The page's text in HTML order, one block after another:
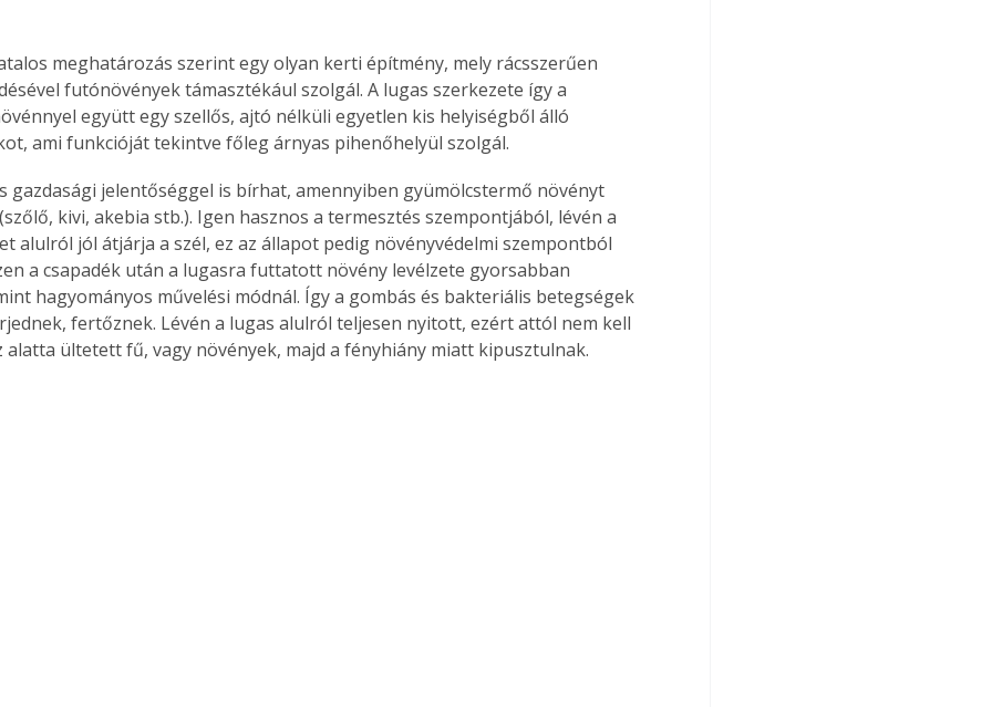
meghatározás szerint egy olyan kerti építmény, mely rácsszerűen
futónövények támasztékául szolgál. A lugas szerkezete így a
együtt egy szellős, ajtó nélküli egyetlen kis helyiségből álló
ami funkcióját tekintve főleg árnyas pihenőhelyül szolgál.
gazdasági jelentőséggel is bírhat, amennyiben gyümölcstermő növényt
kivi, akebia stb.). Igen hasznos a termesztés szempontjából, lévén a
alulról jól átjárja a szél, ez az állapot pedig növényvédelmi szempontból
a csapadék után a lugasra futtatott növény levélzete gyorsabban
hagyományos művelési módnál. Így a gombás és bakteriális betegségek
fertőznek. Lévén a lugas alulról teljesen nyitott, ezért attól nem kell
alatta ültetett fű, vagy növények, majd a fényhiány miatt kipusztulnak.